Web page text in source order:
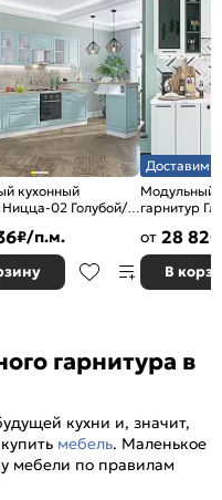
кухонный
Ницца-02 Голубой/
₽/п.м.
Доставим
Модульный
гарнитур
от 28 820
В
гарнитура в
кухни и, значит,
мебель. Маленькое
мебели по правилам